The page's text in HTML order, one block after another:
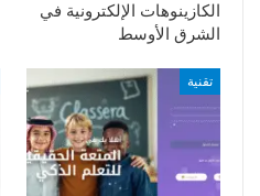
الكازينوهات الإلكترونية في
الشرق الأوسط
تقنية